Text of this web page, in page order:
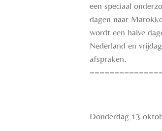
een speciaal
dagen naar
wordt een halve
Nederland en
afspraken.
Donderdag 13